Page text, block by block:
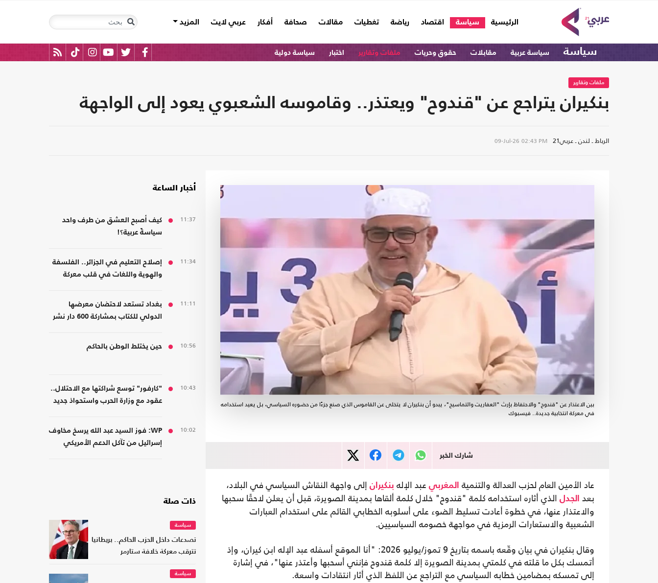
الرئيسية
(current) سياسة اقتصاد رياضة تغطيات مقالات صحافة أفكار عربي لايت المزيد
سياسة سياسة عربية مقابلات حقوق وحريات ملفات وتقارير اختبار سياسة دولية
ملفات وتقارير
بنكيران يتراجع عن "قندوح" ويعتذر.. وقاموسه الشعبوي يعود إلى الواجهة
الرباط ـ لندن ـ عربي21 09-Jul-26 02:43 PM
بين الاعتذار عن "قندوح" والاحتفاظ بإرث "العفاريت والتماسيح"، يبدو أن بنكيران لا يتخلى عن القاموس الذي صنع جزءًا من حضوره السياسي، بل يعيد استخدامه
في معركة انتخابية جديدة.. فيسبوك
شارك الخبر
عاد الأمين العام لحزب العدالة والتنمية المغربي عبد الإله بنكيران إلى واجهة النقاش السياسي في البلاد،
بعد
الجدل الذي أثاره استخدامه كلمة "قندوح" خلال كلمة ألقاها بمدينة الصويرة، قبل أن يعلن لاحقًا سحبها
والاعتذار عنها، في خطوة أعادت تسليط الضوء على أسلوبه الخطابي القائم على استخدام العبارات
الشعبية والاستعارات الرمزية في مواجهة خصومه السياسيين.
وقال بنكيران في بيان وقّعه باسمه بتاريخ 9 تموز/يوليو 2026: "أنا الموقع أسفله عبد الإله ابن كيران، وإذ
أتمسك بكل ما قلته في كلمتي بمدينة الصويرة إلا كلمة قندوح فإنني أسحبها وأعتذر عنها"، في إشارة
إلى تمسكه بمضامين خطابه السياسي مع التراجع عن اللفظ الذي أثار انتقادات واسعة.
أخبار الساعة
11:37
كيف أصبح العشق من طرف واحد
سياسةً عربية؟!
11:34
إصلاح التعليم في الجزائر.. الفلسفة
والهوية واللغات في قلب معركة
11:11
بغداد تستعد لاحتضان معرضها
الدولي للكتاب بمشاركة 600 دار نشر
10:56 حين يختلط الوطن بالحاكم
10:43
"كارفور" توسع شراكتها مع الاحتلال..
عقود مع وزارة الحرب واستحواذ جديد
10:02
WP: فوز السيد عبد الله يرسخ مخاوف
إسرائيل من تآكل الدعم الأمريكي
ذات صلة
سياسة
تصدعات داخل الحزب الحاكم.. بريطانيا
تترقب معركة خلافة ستارمر
سياسة